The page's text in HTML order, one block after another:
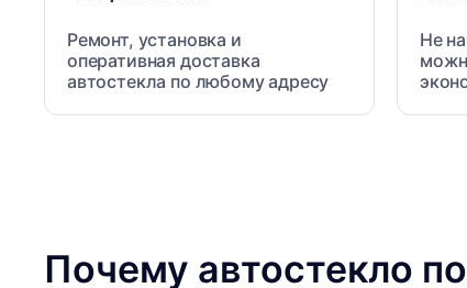
Ремонт, установка и
оперативная доставка
автостекла по любому адресу
Не
Почему автостекло